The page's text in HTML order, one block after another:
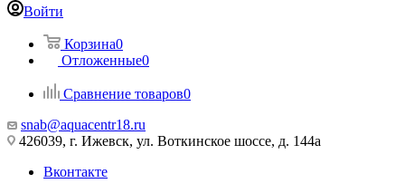
Войти
Корзина0
Отложенные0
Сравнение товаров0
snab@aquacentr18.ru
426039, г. Ижевск, ул. Воткинское шоссе, д. 144а
Вконтакте